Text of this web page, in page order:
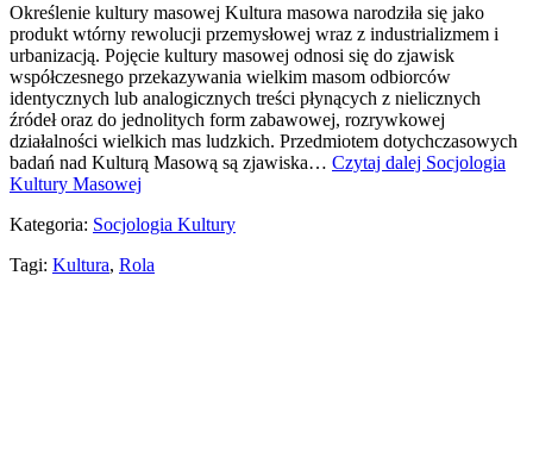
Określenie kultury masowej Kultura masowa narodziła się jako
produkt wtórny rewolucji przemysłowej wraz z industrializmem i
urbanizacją. Pojęcie kultury masowej odnosi się do zjawisk
współczesnego przekazywania wielkim masom odbiorców
identycznych lub analogicznych treści płynących z nielicznych
źródeł oraz do jednolitych form zabawowej, rozrywkowej
działalności wielkich mas ludzkich. Przedmiotem dotychczasowych
badań nad Kulturą Masową są zjawiska… Czytaj dalej Socjologia
Kultury Masowej
Kategoria: Socjologia Kultury
Tagi: Kultura, Rola